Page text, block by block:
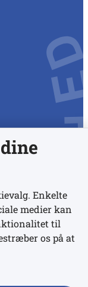
Enkelte
medier kan
til
os på at